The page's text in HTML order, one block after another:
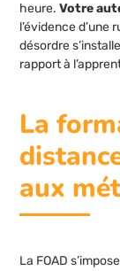
heure.Votre
l’évidence d’une
désordre
rapport à
La
aux
La FOAD